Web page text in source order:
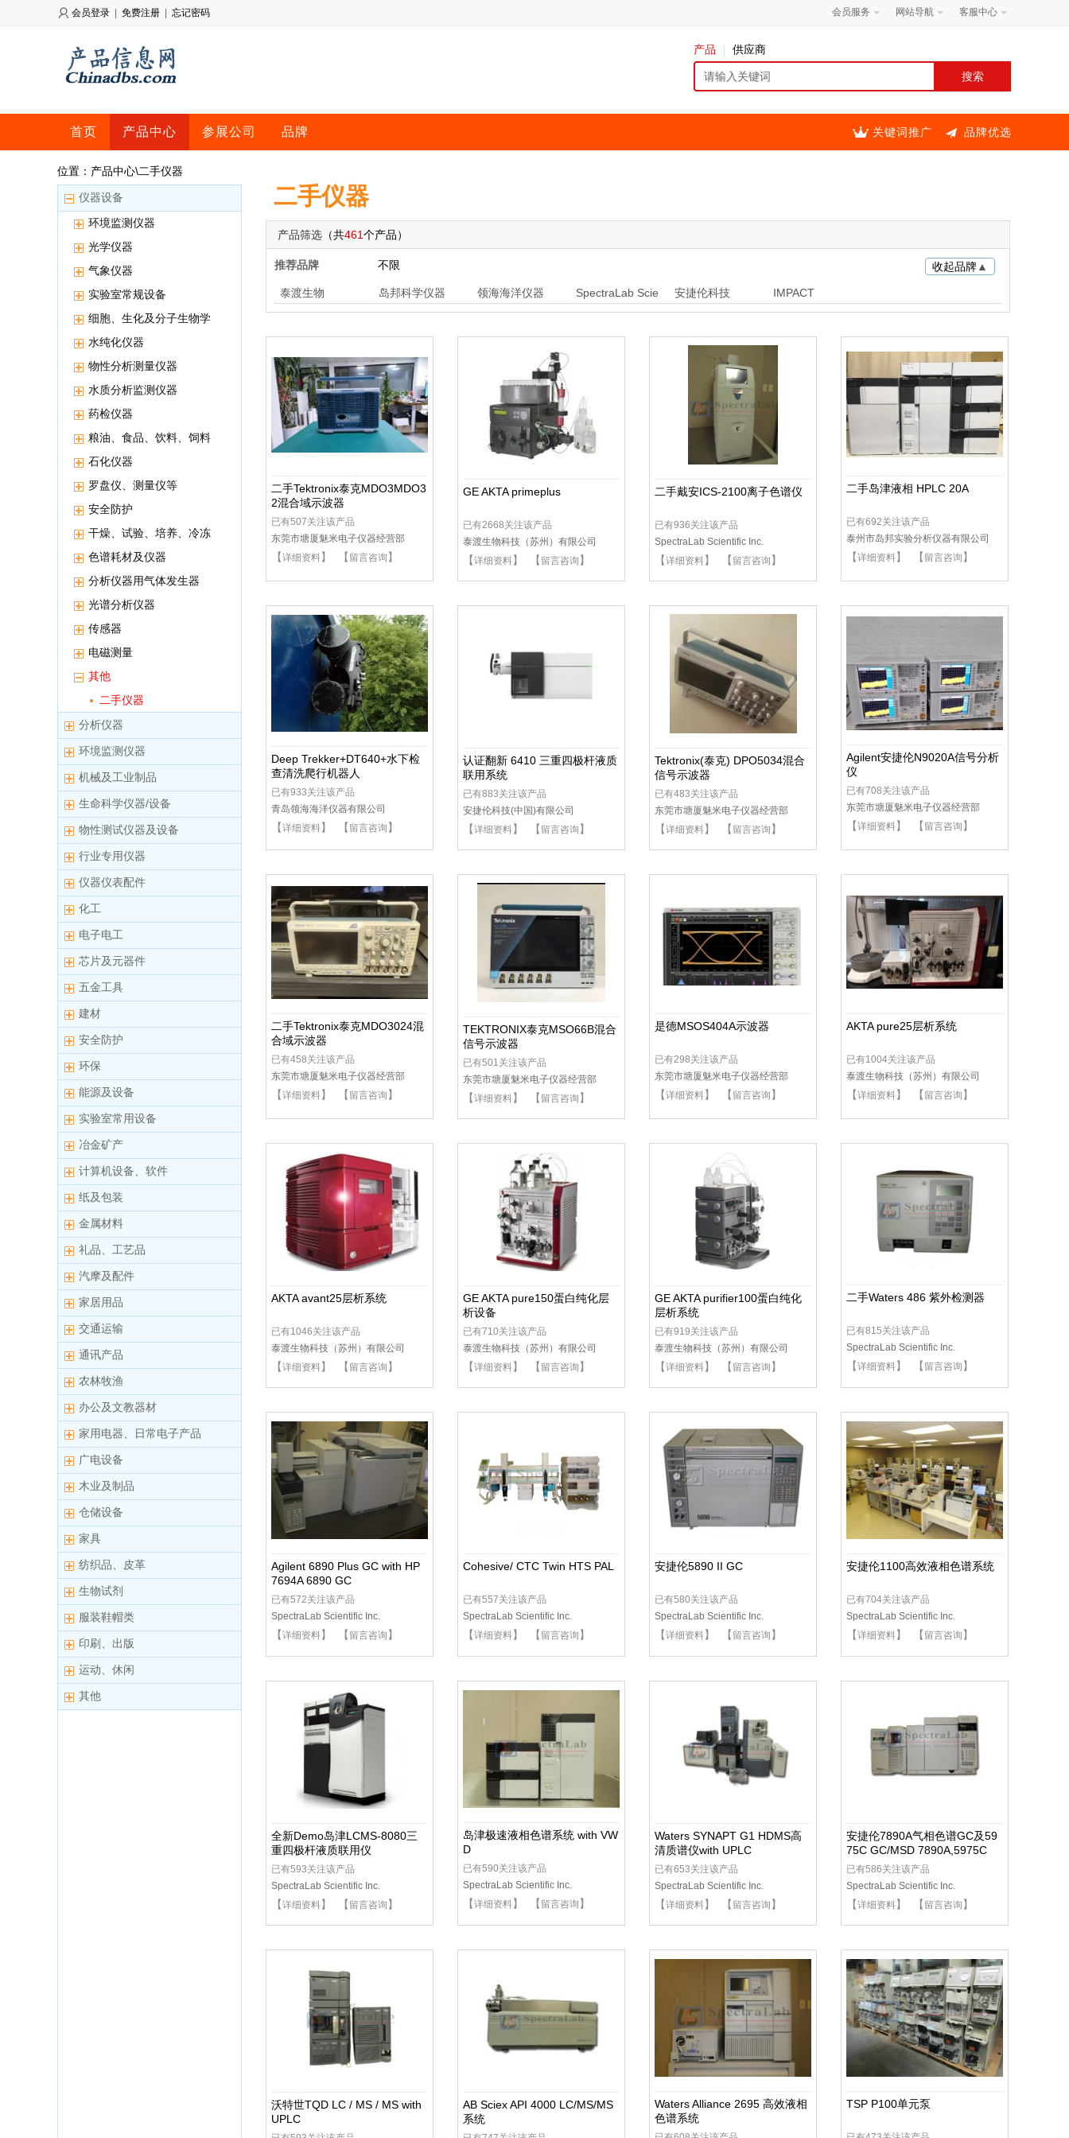
会员登录 免费注册 忘记密码 客服中心
网站导航
会员服务
产品 供应商
首页 产品中心 参展公司 品牌 品牌优选
关键词推广
位置：产品中心\二手仪器
仪器设备
环境监测仪器
光学仪器
气象仪器
实验室常规设备
细胞、生化及分子生物学
用仪器水纯化仪器
物性分析测量仪器
水质分析监测仪器
药检仪器
粮油、食品、饮料、饲料
等分析仪器
石化仪器
罗盘仪、测量仪等
安全防护
干燥、试验、培养、冷冻
保存等高低温恒温设备
色谱耗材及仪器
分析仪器用气体发生器
光谱分析仪器
传感器
电磁测量
其他
二手仪器
分析仪器
环境监测仪器
机械及工业制品
生命科学仪器/设备
物性测试仪器及设备
行业专用仪器
仪器仪表配件
化工
电子电工
芯片及元器件
五金工具
建材
安全防护
环保
能源及设备
实验室常用设备
冶金矿产
计算机设备、软件
纸及包装
金属材料
礼品、工艺品
汽摩及配件
家居用品
交通运输
通讯产品
农林牧渔
办公及文教器材
家用电器、日常电子产品
广电设备
木业及制品
仓储设备
家具
纺织品、皮革
生物试剂
服装鞋帽类
印刷、出版
运动、休闲
其他
二手仪器
产品筛选 （共461个产品）
推荐品牌 不限 收起品牌▲
泰渡生物 岛邦科学仪器 领海海洋仪器
SpectraLab Scie
ntific Inc.
安捷伦科技 IMPACT
二手Tektronix泰克MDO3MDO3
2混合域示波器
已有507关注该产品
东莞市塘厦魅米电子仪器经营部
【详细资料】 【 留言咨询 】
GE AKTA primeplus
已有2668关注该产品
泰渡生物科技（苏州）有限公司
【详细资料】 【 留言咨询 】
二手戴安ICS-2100离子色谱仪
已有936关注该产品
SpectraLab Scientific Inc.
【详细资料】 【 留言咨询 】
二手岛津液相 HPLC 20A
已有692关注该产品
泰州市岛邦实验分析仪器有限公司
【详细资料】 【 留言咨询 】
Deep Trekker+DT640+水下检
查清洗爬行机器人
已有933关注该产品
青岛领海海洋仪器有限公司
【详细资料】 【 留言咨询 】
认证翻新 6410 三重四极杆液质
联用系统
已有883关注该产品
安捷伦科技(中国)有限公司
【详细资料】 【 留言咨询 】
Tektronix(泰克) DPO5034混合
信号示波器
已有483关注该产品
东莞市塘厦魅米电子仪器经营部
【详细资料】 【 留言咨询 】
Agilent安捷伦N9020A信号分析
仪
已有708关注该产品
东莞市塘厦魅米电子仪器经营部
【详细资料】 【 留言咨询 】
二手Tektronix泰克MDO3024混
合域示波器
已有458关注该产品
东莞市塘厦魅米电子仪器经营部
【详细资料】 【 留言咨询 】
TEKTRONIX泰克MSO66B混合
信号示波器
已有501关注该产品
东莞市塘厦魅米电子仪器经营部
【详细资料】 【 留言咨询 】
是德MSOS404A示波器
已有298关注该产品
东莞市塘厦魅米电子仪器经营部
【详细资料】 【 留言咨询 】
AKTA pure25层析系统
已有1004关注该产品
泰渡生物科技（苏州）有限公司
【详细资料】 【 留言咨询 】
AKTA avant25层析系统
已有1046关注该产品
泰渡生物科技（苏州）有限公司
【详细资料】 【 留言咨询 】
GE AKTA pure150蛋白纯化层
析设备
已有710关注该产品
泰渡生物科技（苏州）有限公司
【详细资料】 【 留言咨询 】
GE AKTA purifier100蛋白纯化
层析系统
已有919关注该产品
泰渡生物科技（苏州）有限公司
【详细资料】 【 留言咨询 】
二手Waters 486 紫外检测器
已有815关注该产品
SpectraLab Scientific Inc.
【详细资料】 【 留言咨询 】
Agilent 6890 Plus GC with HP
7694A 6890 GC
已有572关注该产品
SpectraLab Scientific Inc.
【详细资料】 【 留言咨询 】
Cohesive/ CTC Twin HTS PAL
已有557关注该产品
SpectraLab Scientific Inc.
【详细资料】 【 留言咨询 】
安捷伦5890 II GC
已有580关注该产品
SpectraLab Scientific Inc.
【详细资料】 【 留言咨询 】
安捷伦1100高效液相色谱系统
已有704关注该产品
SpectraLab Scientific Inc.
【详细资料】 【 留言咨询 】
全新Demo岛津LCMS-8080三
重四极杆液质联用仪
已有593关注该产品
SpectraLab Scientific Inc.
【详细资料】 【 留言咨询 】
岛津极速液相色谱系统 with VW
D
已有590关注该产品
SpectraLab Scientific Inc.
【详细资料】 【 留言咨询 】
Waters SYNAPT G1 HDMS高
清质谱仪with UPLC
已有653关注该产品
SpectraLab Scientific Inc.
【详细资料】 【 留言咨询 】
安捷伦7890A气相色谱GC及59
75C GC/MSD 7890A,5975C
已有586关注该产品
SpectraLab Scientific Inc.
【详细资料】 【 留言咨询 】
沃特世TQD LC / MS / MS with
UPLC
AB Sciex API 4000 LC/MS/MS
系统
Waters Alliance 2695 高效液相
色谱系统
TSP P100单元泵